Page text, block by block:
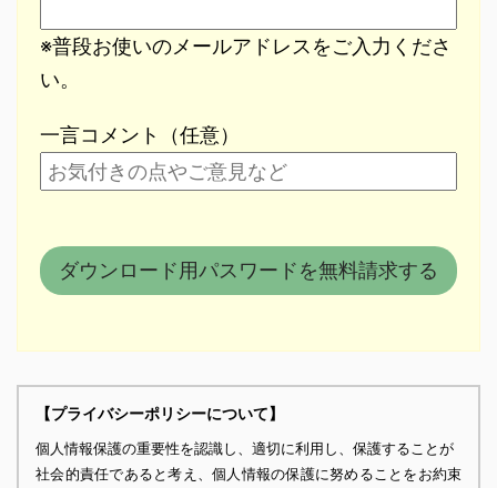
※普段お使いのメールアドレスをご入力くださ
い。
一言コメント（任意）
【プライバシーポリシーについて】
個人情報保護の重要性を認識し、適切に利用し、保護することが
社会的責任であると考え、個人情報の保護に努めることをお約束